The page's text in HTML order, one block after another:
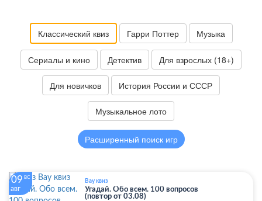
Классический квиз Гарри Поттер Музыка
Сериалы и кино Детектив Для взрослых (18+)
Для новичков История России и СССР
Музыкальное лото
Расширенный поиск игр
09 ВС
авг
Вау квиз
Угадай. Обо всем. 100 вопросов
(повтор от 03.08)